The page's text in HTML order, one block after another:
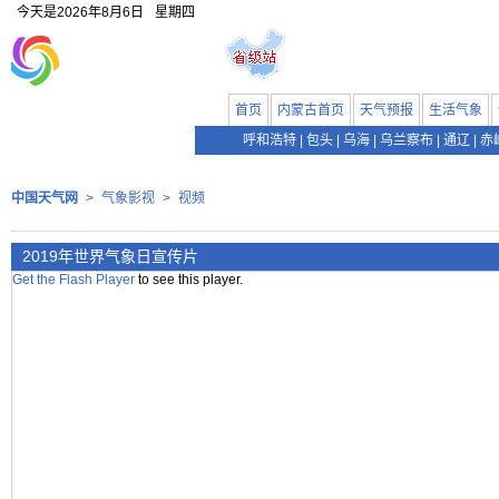
今天是2026年8月6日 星期四
首页 内蒙古首页 天气预报 生活气象
呼和浩特
包头 乌海 乌兰察布 通辽 赤
中国天气网 > 气象影视 > 视频
2019年世界气象日宣传片
Get the Flash Player to see this player.